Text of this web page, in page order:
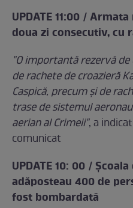
UPDATE 11:00 /
doua zi consecutiv, cu
"O importantă rezervă
de rachete de croazieră
Caspică, precum şi de
trase de sistemul
aerian al Crimeii", a
comunicat
UPDATE 10: 00 /
adăposteau 400 de
fost bombardată